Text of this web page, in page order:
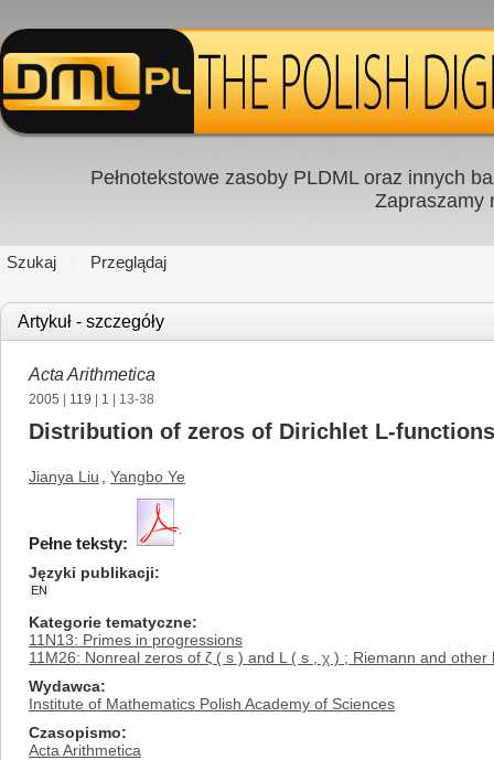
Pełnotekstowe zasoby PLDML oraz innych
Zapraszamy
Szukaj Przeglądaj
Artykuł - szczegóły
Acta Arithmetica
2005 119 1 | 13-38
Distribution of zeros of Dirichlet L-
Jianya Liu Yangbo Ye
Pełne teksty:
Języki publikacji
EN
Kategorie tematyczne
11N13: Primes in progressions
11M26: Nonreal zeros of ζ ( s ) and L ( s , χ ) ; Riemann and other
Wydawca
Institute of Mathematics Polish Academy of Sciences
Czasopismo
Acta Arithmetica